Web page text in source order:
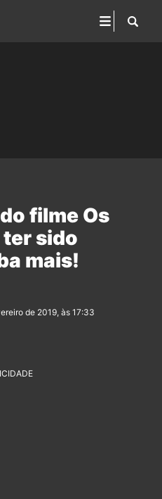
filme Os
sido
mais!
de 2019, às 17:33